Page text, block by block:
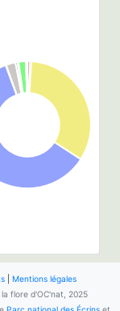
| Mentions légales
flore d'OC'nat, 2025